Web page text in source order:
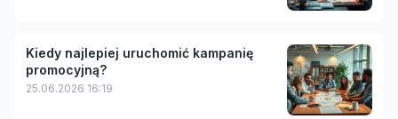
Kiedy najlepiej uruchomić kampanię
promocyjną?
25.06.2026 16:19